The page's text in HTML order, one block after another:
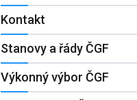
Kontakt
Stanovy a řády ČGF
Výkonný výbor ČGF